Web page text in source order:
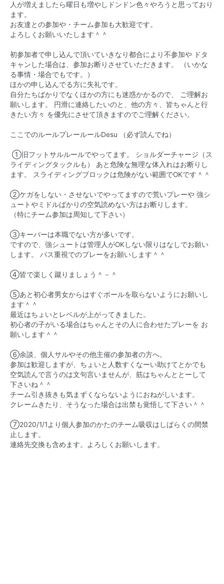
人が増えましたら曜日も増やしドンドン色々やろうと思っており
ます。
お友達との参加や・チーム参加も大歓迎です。
よろしくお願いいたします＾＾
初参加者で申し込んで頂いていきなり都合により不参加や ドタ
キャンした場合は、参加お断りさせていただきます。 （いかな
る事情・場合でもです。）
ほかの申し込んでる方に失礼です。
自分たちばかりでなくほかの方にも迷惑かかるので、 ご理解お
願いします。 円滑に連絡したいのと、他の方々、皆ちゃんと行
きたい方々 を優先にさせて頂きますのでご理解ください。
ここでのルールプレールールDesu （必ず読んでね）
①旧フットサルルールでやってます。 ショルダーチャージ（ス
ライディングタックルも） あと危険な無理な体入れはお断りし
ます。 スライディングブロックは危険がない範囲でOKです＾＾
②ケガをしない・させないでやってますので荒いプレーや 強シ
ュートやミドルばかりの空気読めない方はお断りします。
（特にチーム参加は周知して下さい）
③キーパーは本職でない方が多いです。
ですので、強シュートは管理人がOKしない限りはなしでお願い
します。 パス重視でのプレーをお願いします＾＾
④皆で楽しく蹴りましょう＾－＾
⑤あと初心者男女からはすぐボールを取らないようにお願いし
ます＾＾
最近はちょいとレベルが上がってきました。
初心者の子がいる場合はちゃんとその人に合わせたプレーを お
願いします＾＾
⑥余談、個人サルやその他主催の参加者の方へ。
参加は歓迎しますが、ちょいと人数すくなーい助けてとかでも
空気読んで言うのは文句言いませんが、筋はちゃんととーして
下さいね＾＾
チーム引き抜きも気まずくならないようにおねがしいます。
クレームきたり、そうなった場合は出禁も覚悟して下さい＾＾
⑦2020/1/1より個人参加のかたのチーム吸収はしばらくの間禁
止します。
連絡先交換も含めます。よろしくお願いします。